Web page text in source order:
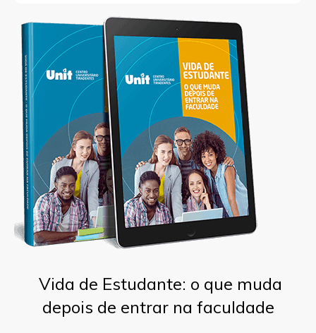
Vida de Estudante: o que muda
depois de entrar na faculdade